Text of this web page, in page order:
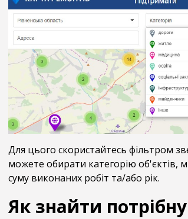
Для цього скористайтесь фільтром
можете обирати категорію об'єктів,
суму виконаних робіт та/або рік.
Як знайти